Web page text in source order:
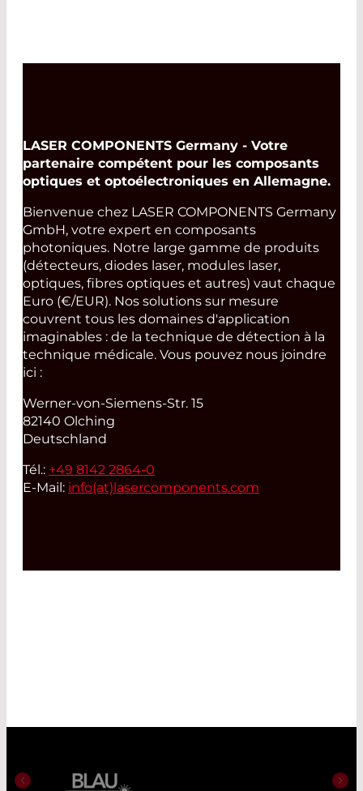
LASER COMPONENTS Germany - Votre
partenaire compétent pour les composants
optiques et optoélectroniques en Allemagne.
Bienvenue chez LASER COMPONENTS Germany
GmbH, votre expert en composants
photoniques. Notre large gamme de produits
(détecteurs, diodes laser, modules laser,
optiques, fibres optiques et autres) vaut chaque
Euro (€/EUR). Nos solutions sur mesure
couvrent tous les domaines d'application
imaginables : de la technique de détection à la
technique médicale. Vous pouvez nous joindre
ici :
Werner-von-Siemens-Str. 15
82140 Olching
Deutschland
Tél.: +49 8142 2864-0
E-Mail: info(at)lasercomponents.com